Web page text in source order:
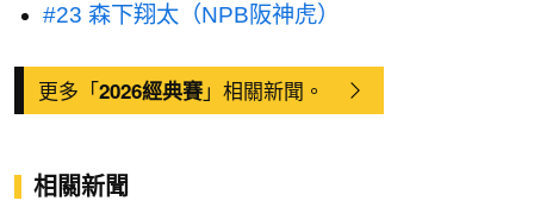
#23 森下翔太（NPB阪神虎）
更多「2026經典賽」相關新聞。
相關新聞